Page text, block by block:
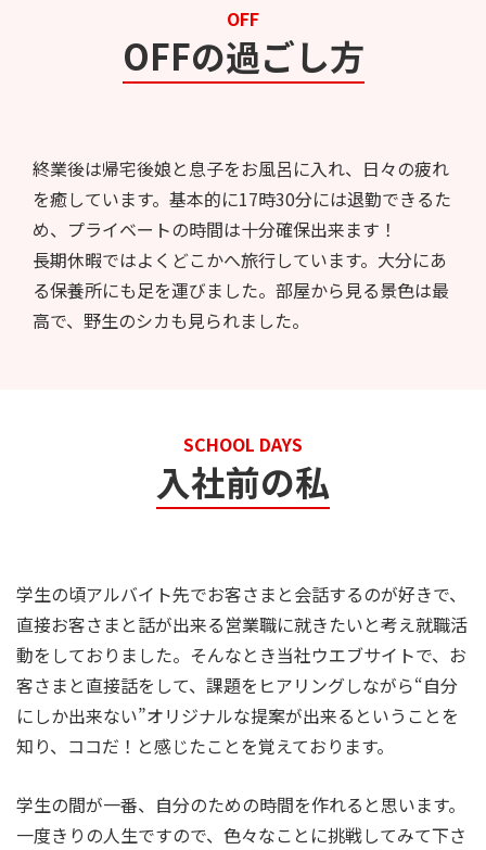
OFFの過ごし方
OFF
終業後は帰宅後娘と息子をお風呂に入れ、日々の疲れ
を癒しています。基本的に17時30分には退勤できるた
め、プライベートの時間は十分確保出来ます！
長期休暇ではよくどこかへ旅行しています。大分にあ
る保養所にも足を運びました。部屋から見る景色は最
高で、野生のシカも見られました。
入社前の私
SCHOOL DAYS
学生の頃アルバイト先でお客さまと会話するのが好きで、
直接お客さまと話が出来る営業職に就きたいと考え就職活
動をしておりました。そんなとき当社ウエブサイトで、お
客さまと直接話をして、課題をヒアリングしながら“自分
にしか出来ない”オリジナルな提案が出来るということを
知り、ココだ！と感じたことを覚えております。
学生の間が一番、自分のための時間を作れると思います。
一度きりの人生ですので、色々なことに挑戦してみて下さ